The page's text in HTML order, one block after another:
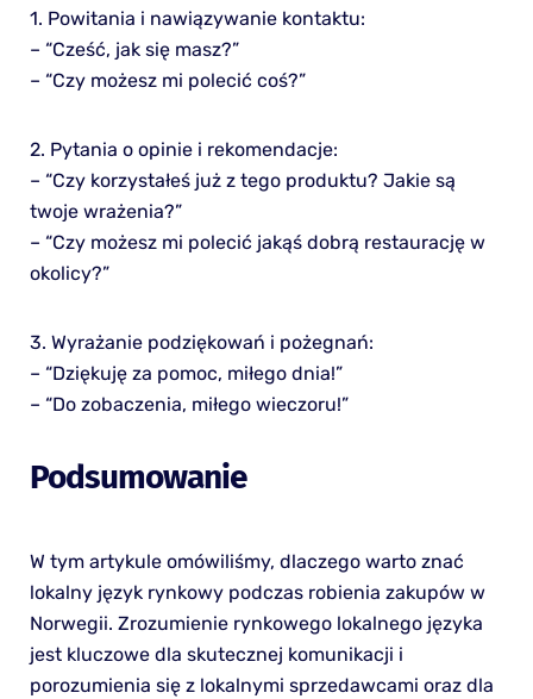
1. Powitania i nawiązywanie kontaktu:
– “Cześć, jak się masz?”
– “Czy możesz mi polecić coś?”
2. Pytania o opinie i rekomendacje:
– “Czy korzystałeś już z tego produktu? Jakie są
twoje wrażenia?”
– “Czy możesz mi polecić jakąś dobrą restaurację w
okolicy?”
3. Wyrażanie podziękowań i pożegnań:
– “Dziękuję za pomoc, miłego dnia!”
– “Do zobaczenia, miłego wieczoru!”
Podsumowanie
W tym artykule omówiliśmy, dlaczego warto znać
lokalny język rynkowy podczas robienia zakupów w
Norwegii. Zrozumienie rynkowego lokalnego języka
jest kluczowe dla skutecznej komunikacji i
porozumienia się z lokalnymi sprzedawcami oraz dla